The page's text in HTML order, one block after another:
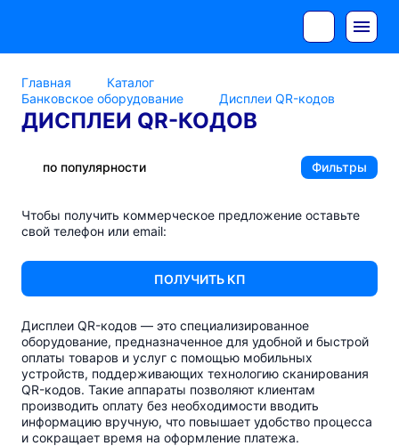
Главная
Каталог
Банковское оборудование
Дисплеи QR-кодов
ДИСПЛЕИ QR-КОДОВ
по популярности Фильтры
Чтобы получить коммерческое предложение оставьте
свой телефон или email:
ПОЛУЧИТЬ КП
Дисплеи QR-кодов — это специализированное
оборудование, предназначенное для удобной и быстрой
оплаты товаров и услуг с помощью мобильных
устройств, поддерживающих технологию сканирования
QR-кодов. Такие аппараты позволяют клиентам
производить оплату без необходимости вводить
информацию вручную, что повышает удобство процесса
и сокращает время на оформление платежа.